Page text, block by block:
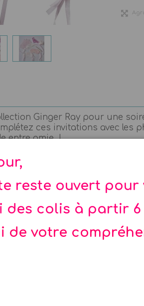
reste ouvert pour
des colis à partir
de votre
Ginger Ray pour une
ces invitations avec les
entre amie !
et s'amuser entre copines !